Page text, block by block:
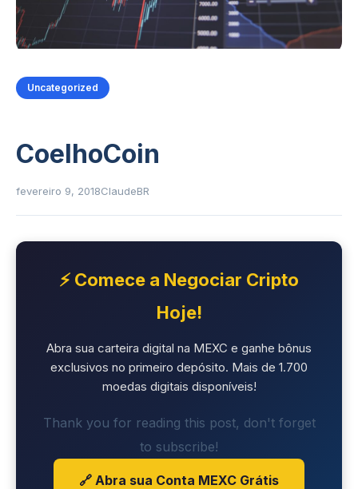
Uncategorized
CoelhoCoin
fevereiro 9, 2018ClaudeBR
⚡ Comece a Negociar Cripto
Hoje!
Abra sua carteira digital na MEXC e ganhe bônus
exclusivos no primeiro depósito. Mais de 1.700
moedas digitais disponíveis!
Thank you for reading this post, don't forget
to subscribe!
🔗 Abra sua Conta MEXC Grátis